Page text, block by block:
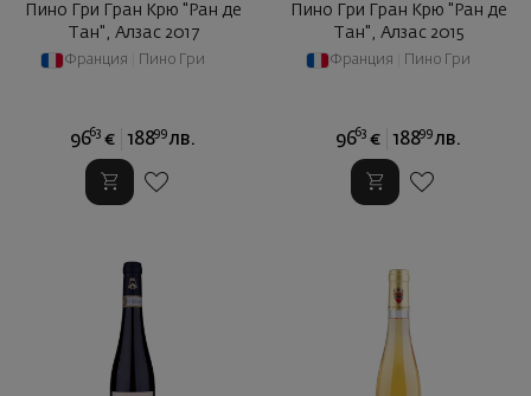
Пино Гри Гран Крю "Ран де
Тан", Алзас 2017
Франция Пино Гри
9663 € 18899 лв.
Пино Гри Гран Крю "Ран де
Тан", Алзас 2015
Франция Пино Гри
9663 € 18899 лв.